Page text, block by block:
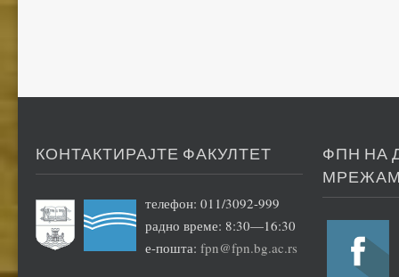
КОНТАКТИРАЈТЕ ФАКУЛТЕТ
телефон: 011/3092-999
радно време: 8:30—16:30
е-пошта:fpn@fpn.bg.ac.rs
ФПН НА